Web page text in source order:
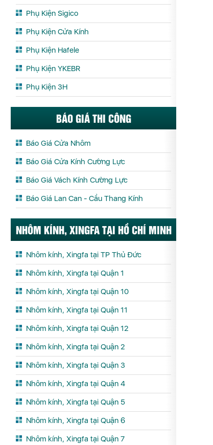
Phụ Kiện Sigico
Phụ Kiện Cửa Kính
Phụ Kiện Hafele
Phụ Kiện YKEBR
Phụ Kiện 3H
BÁO GIÁ THI CÔNG
Báo Giá Cửa Nhôm
Báo Giá Cửa Kính Cường Lực
Báo Giá Vách Kính Cường Lực
Báo Giá Lan Can - Cầu Thang Kính
NHÔM KÍNH, XINGFA TẠI HỒ CHÍ MINH
Nhôm kính, Xingfa tại TP Thủ Đức
Nhôm kính, Xingfa tại Quận 1
Nhôm kính, Xingfa tại Quận 10
Nhôm kính, Xingfa tại Quận 11
Nhôm kính, Xingfa tại Quận 12
Nhôm kính, Xingfa tại Quận 2
Nhôm kính, Xingfa tại Quận 3
Nhôm kính, Xingfa tại Quận 4
Nhôm kính, Xingfa tại Quận 5
Nhôm kính, Xingfa tại Quận 6
Nhôm kính, Xingfa tại Quận 7